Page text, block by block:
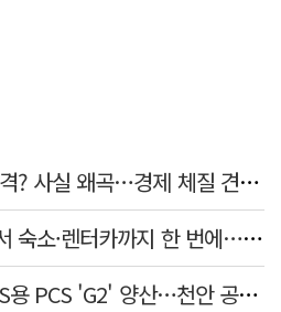
구윤철 "한국 투자 부적격? 사실 왜곡…경제 체질 견실"
철도 통합 앱 '코레일+'서 숙소·렌터카까지 한 번에…여행 서비스 확대
LS일렉트릭, 차세대 ESS용 PCS 'G2' 양산…천안 공장서 출하